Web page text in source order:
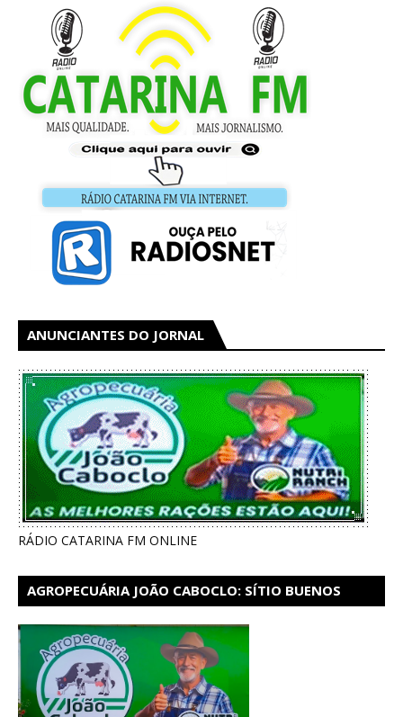
ANUNCIANTES DO JORNAL
RÁDIO CATARINA FM ONLINE
AGROPECUÁRIA JOÃO CABOCLO: SÍTIO BUENOS